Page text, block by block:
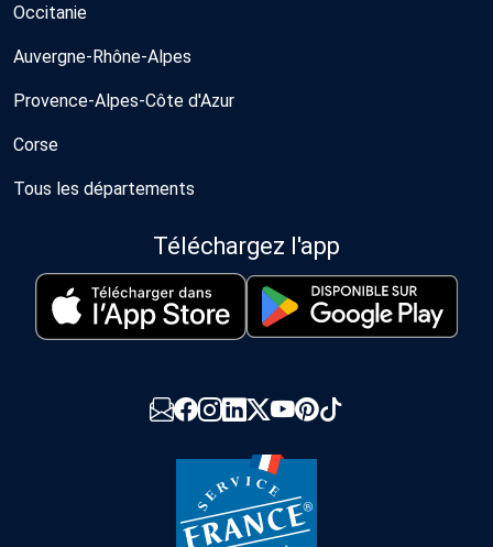
Occitanie
Auvergne-Rhône-Alpes
Provence-Alpes-Côte d'Azur
Corse
Tous les départements
Téléchargez l'app